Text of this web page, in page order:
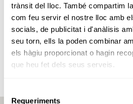
trànsit del lloc. També compartim
com feu servir el nostre lloc amb
socials, de publicitat i d'anàlisis
seu torn, ells la poden combinar
els hàgiu proporcionat o hagin
que heu fet dels seus serveis.
Requeriments
principios de los 90,
experiencia y está
campos de la
La Asociación Internacional
de golf (IAGTO) le eligió en
“Best Emerging Golf